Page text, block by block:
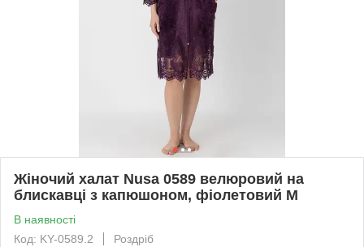
Жіночий халат Nusa 0589 велюровий на
блискавці з капюшоном, фіолетовий M
В наявності
Код: KY-0589.2
Роздріб